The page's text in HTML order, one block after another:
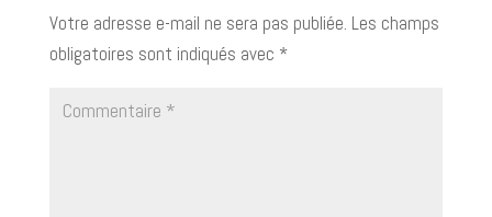
Votre adresse e-mail ne sera pas publiée. Les champs
obligatoires sont indiqués avec *